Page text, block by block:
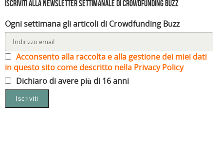
Iscriviti alla Newsletter settimanale di Crowdfunding Buzz
Ogni settimana gli articoli di Crowdfunding Buzz
Acconsento alla raccolta e alla gestione dei miei dati
in questo sito come descritto nella Privacy Policy
Dichiaro di avere più di 16 anni